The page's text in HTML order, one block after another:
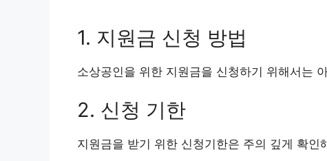
1. 지원금 신청 방법
소상공인을 위한 지원금을 신청하기 위해서는
2. 신청 기한
지원금을 받기 위한 신청기한은 주의 깊게 확인